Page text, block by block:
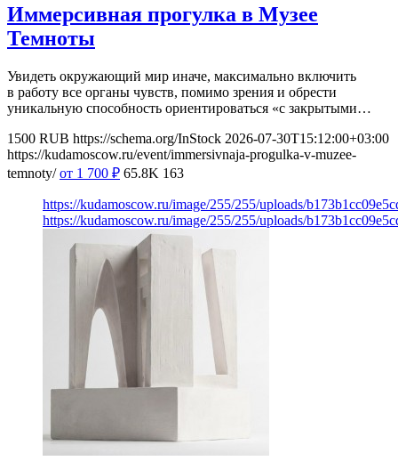
Иммерсивная прогулка в Музее
Темноты
Увидеть окружающий мир иначе, максимально включить
в работу все органы чувств, помимо зрения и обрести
уникальную способность ориентироваться «с закрытыми…
1500 RUB https://schema.org/InStock 2026-07-30T15:12:00+03:00
https://kudamoscow.ru/event/immersivnaja-progulka-v-muzee-
temnoty/ от 1 700 ₽ 65.8K 163
https://kudamoscow.ru/image/255/255/uploads/
https://kudamoscow.ru/image/255/255/uploads/